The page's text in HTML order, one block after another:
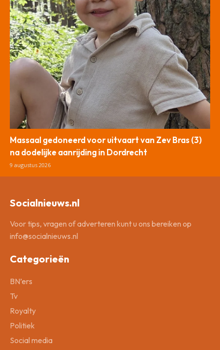
Massaal gedoneerd voor uitvaart van Zev Bras (3)
na dodelijke aanrijding in Dordrecht
9 augustus 2026
Socialnieuws.nl
Voor tips, vragen of adverteren kunt u ons bereiken op
info@socialnieuws.nl
Categorieën
BN’ers
Tv
Royalty
Politiek
Social media